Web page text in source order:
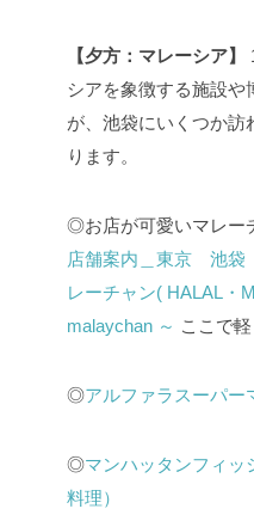
【夕方：マレーシア】
シアを象徴する施設や
が、池袋にいくつか訪
ります。
◎お店が可愛いマレー
店舗案内＿東京 池
レーチャン( HALAL・
malaychan ～ ここで
◎アルファラスーパー
◎マンハッタンフィッ
料理）